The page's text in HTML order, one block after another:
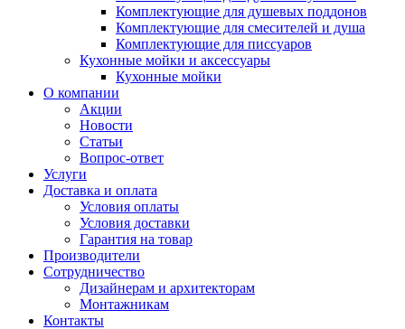
Комплектующие для душевых поддонов
Комплектующие для смесителей и душа
Комплектующие для писсуаров
Кухонные мойки и аксессуары
Кухонные мойки
О компании
Акции
Новости
Статьи
Вопрос-ответ
Услуги
Доставка и оплата
Условия оплаты
Условия доставки
Гарантия на товар
Производители
Сотрудничество
Дизайнерам и архитекторам
Монтажникам
Контакты